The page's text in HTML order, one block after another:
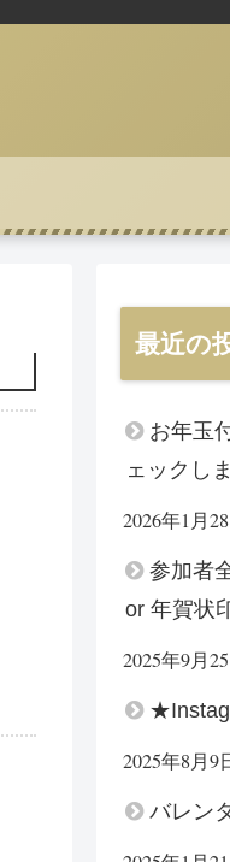
最近の
お年玉
ェックし
2026年1月
参加者
or 年賀状
2025年9月
2025年8月9
バレン